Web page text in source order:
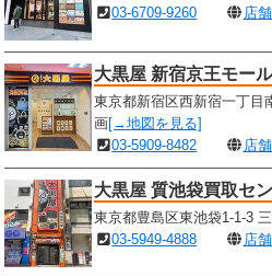
03-6709-9260
店
大黒屋 新宿京王モー
東京都新宿区西新宿一丁目
画[→地図を見る]
03-5909-8482
店
大黒屋 質池袋買取セ
東京都豊島区東池袋1-1-3
03-5949-4888
店